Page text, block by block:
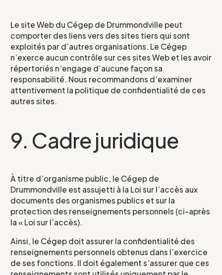
Le site Web du Cégep de Drummondville peut
comporter des liens vers des sites tiers qui sont
exploités par d’autres organisations. Le Cégep
n’exerce aucun contrôle sur ces sites Web et les avoir
répertoriés n’engage d’aucune façon sa
responsabilité. Nous recommandons d’examiner
attentivement la politique de confidentialité de ces
autres sites.
9. Cadre juridique
À titre d’organisme public, le Cégep de
Drummondville est assujetti à la Loi sur l’accès aux
documents des organismes publics et sur la
protection des renseignements personnels (ci-après
la « Loi sur l’accès).
Ainsi, le Cégep doit assurer la confidentialité des
renseignements personnels obtenus dans l’exercice
de ses fonctions. Il doit également s’assurer que ces